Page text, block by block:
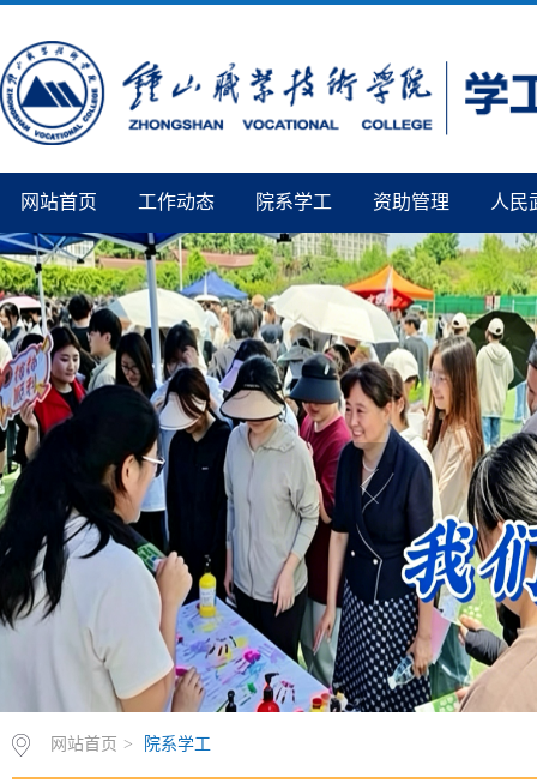
网站首页 工作动态 院系学工 资助管理 人民
网站首页 > 院系学工